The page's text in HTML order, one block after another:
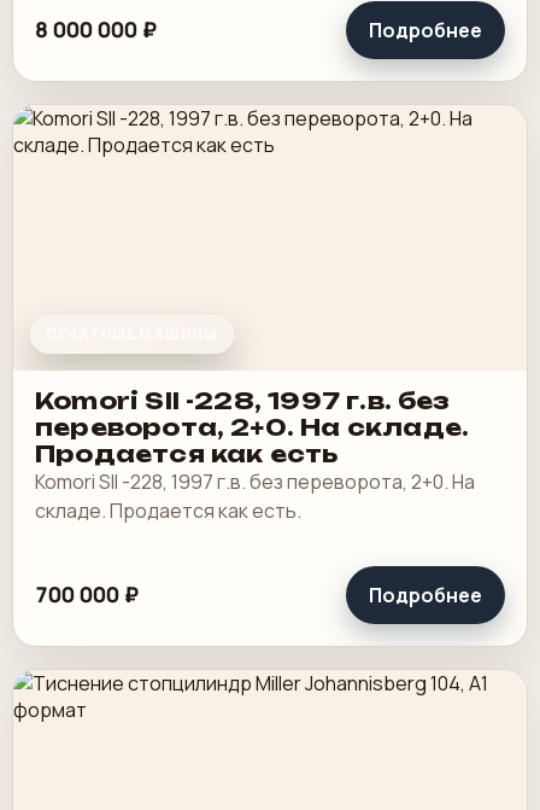
8 000 000 ₽ Подробнее
Komori SII -228, 1997 г.в. без
переворота, 2+0. На складе.
Продается как есть
Komori SII -228, 1997 г.в. без переворота, 2+0. На
складе. Продается как есть.
700 000 ₽ Подробнее